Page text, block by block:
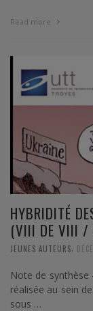
Read more
HYBRIDITÉ
(VIII DE VIII /
JEUNES AUTEURS
Note de
réalisée au sein
sous …